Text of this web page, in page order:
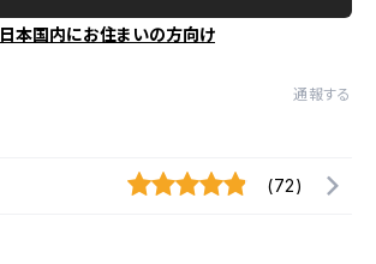
日本国内にお住まいの方向け
通報する
(72)